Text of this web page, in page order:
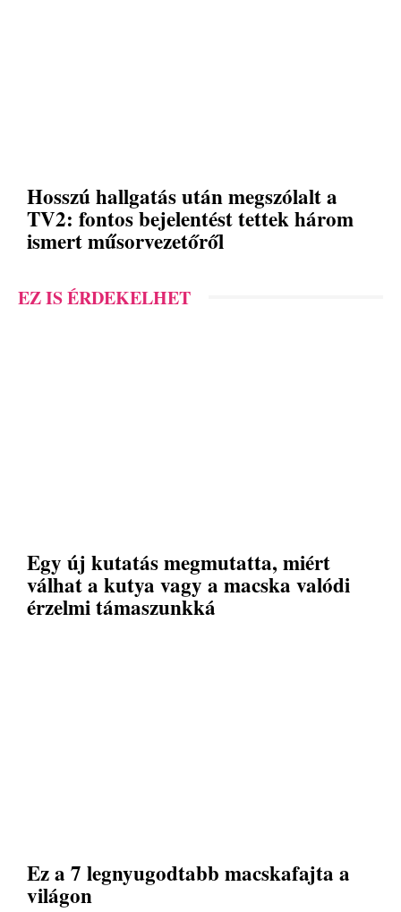
Hosszú hallgatás után megszólalt a
TV2: fontos bejelentést tettek három
ismert műsorvezetőről
EZ IS ÉRDEKELHET
Egy új kutatás megmutatta, miért
válhat a kutya vagy a macska valódi
érzelmi támaszunkká
Ez a 7 legnyugodtabb macskafajta a
világon